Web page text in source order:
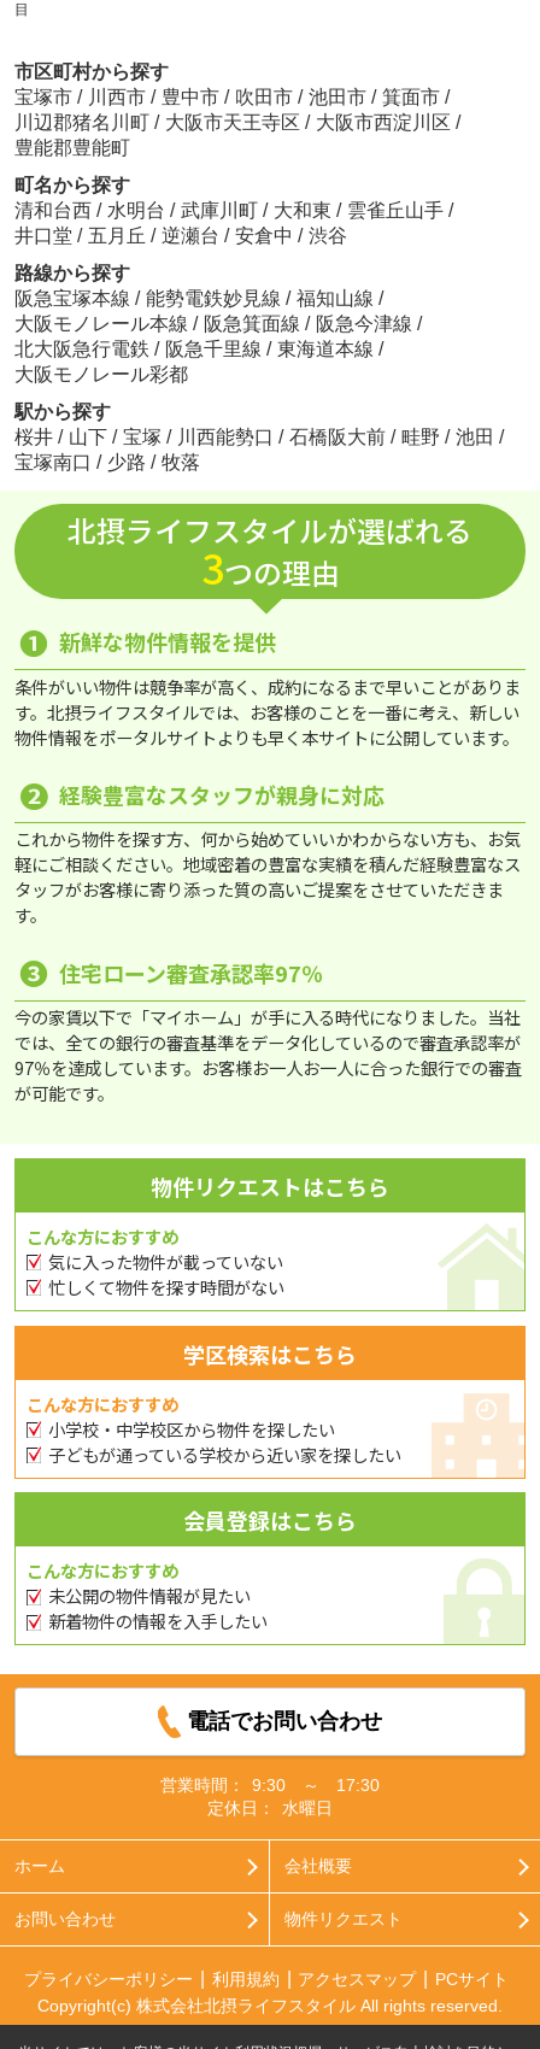
目
市区町村から探す
宝塚市 / 川西市 / 豊中市 / 吹田市 / 池田市 / 箕面市 /
川辺郡猪名川町 / 大阪市天王寺区 / 大阪市西淀川区 /
豊能郡豊能町
町名から探す
清和台西 / 水明台 / 武庫川町 / 大和東 / 雲雀丘山手 /
井口堂 / 五月丘 / 逆瀬台 / 安倉中 / 渋谷
路線から探す
阪急宝塚本線 / 能勢電鉄妙見線 / 福知山線 /
大阪モノレール本線 / 阪急箕面線 / 阪急今津線 /
北大阪急行電鉄 / 阪急千里線 / 東海道本線 /
大阪モノレール彩都
駅から探す
桜井 / 山下 / 宝塚 / 川西能勢口 / 石橋阪大前 / 畦野 / 池田 /
宝塚南口 / 少路 / 牧落
北摂ライフスタイルが選ばれる
3つの理由
❶ 新鮮な物件情報を提供
条件がいい物件は競争率が高く、成約になるまで早いことがありま
す。北摂ライフスタイルでは、お客様のことを一番に考え、新しい
物件情報をポータルサイトよりも早く本サイトに公開しています。
❷ 経験豊富なスタッフが親身に対応
これから物件を探す方、何から始めていいかわからない方も、お気
軽にご相談ください。地域密着の豊富な実績を積んだ経験豊富なス
タッフがお客様に寄り添った質の高いご提案をさせていただきま
す。
❸ 住宅ローン審査承認率97％
今の家賃以下で「マイホーム」が手に入る時代になりました。当社
では、全ての銀行の審査基準をデータ化しているので審査承認率が
97％を達成しています。お客様お一人お一人に合った銀行での審査
が可能です。
物件リクエストはこちら
こんな方におすすめ
気に入った物件が載っていない
忙しくて物件を探す時間がない
学区検索はこちら
こんな方におすすめ
小学校・中学校区から物件を探したい
子どもが通っている学校から近い家を探したい
会員登録はこちら
こんな方におすすめ
未公開の物件情報が見たい
新着物件の情報を入手したい
電話でお問い合わせ
営業時間：
9:30 ～ 17:30
定休日：
水曜日
ホーム 会社概要
お問い合わせ 物件リクエスト
プライバシーポリシー 利用規約 アクセスマップ
PCサイト
Copyright(c) 株式会社北摂ライフスタイル All rights reserved.